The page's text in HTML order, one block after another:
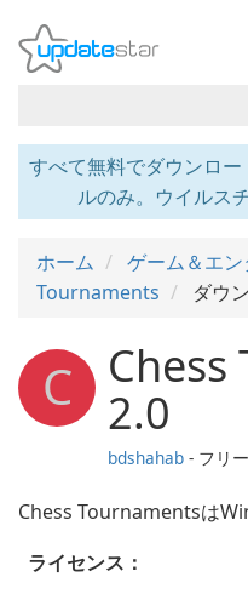
すべて無料でダウンロ
ルのみ。ウイルス
ホーム ゲーム＆エ
Tournaments
ダウ
C 2.0
bdshahab - フリ
Chess Tournamentsは
ライセンス：